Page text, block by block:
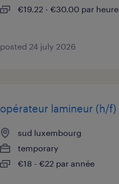
€19.22 - €30.00 par heure
posted 24 july 2026
opérateur lamineur (h/f)
sud luxembourg
temporary
€18 - €22 par année